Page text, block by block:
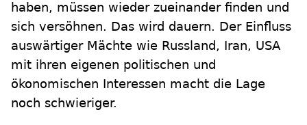
haben, müssen wieder zueinander finden und
sich versöhnen. Das wird dauern. Der Einfluss
auswärtiger Mächte wie Russland, Iran, USA
mit ihren eigenen politischen und
ökonomischen Interessen macht die Lage
noch schwieriger.